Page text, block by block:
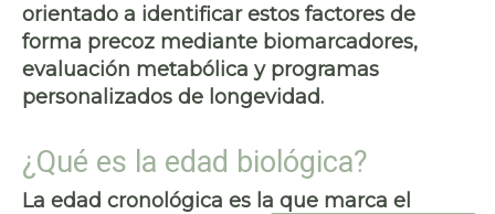
orientado a identificar estos factores de
forma precoz mediante biomarcadores,
evaluación metabólica y programas
personalizados de longevidad.
¿Qué es la edad biológica?
La edad cronológica es la que marca el